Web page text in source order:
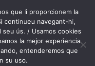
los derechos reservados
que li proporcionem la
continueu navegant-hi,
ús. / Usamos cookies
la mejor experiencia
entenderemos que
su uso.